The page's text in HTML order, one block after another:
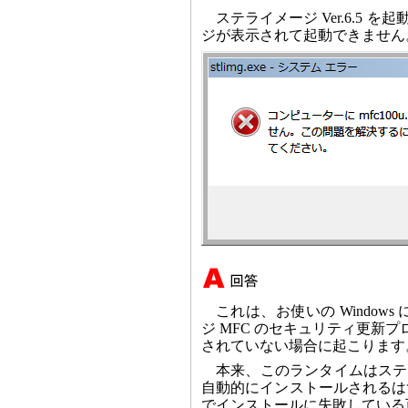
ステライメージ Ver.6.5 を起
ジが表示されて起動できません
これは、お使いの Windows
ジ MFC のセキュリティ更新プ
されていない場合に起こります
本来、このランタイムはス
自動的にインストールされる